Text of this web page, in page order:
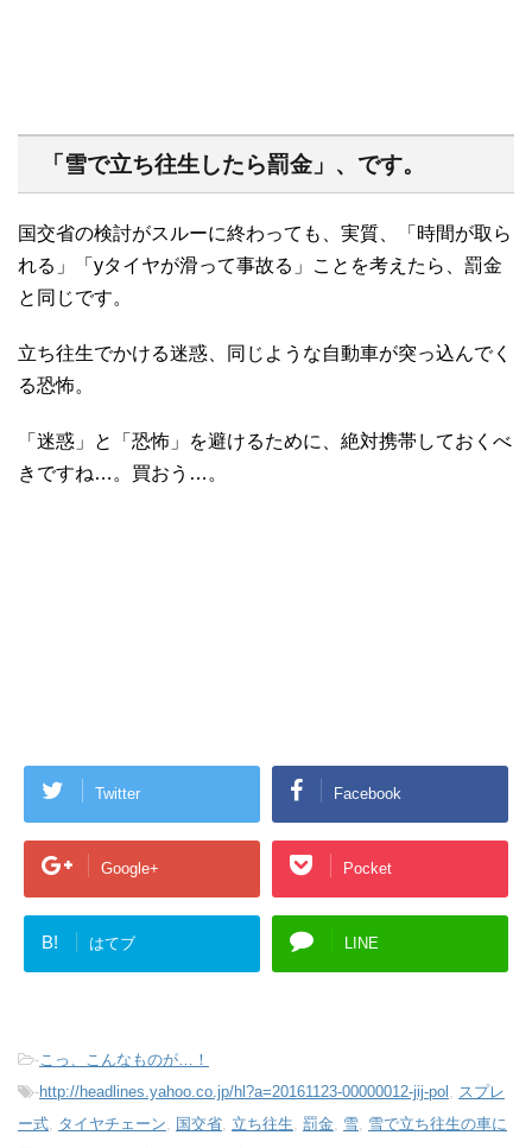
「雪で立ち往生したら罰金」、です。
国交省の検討がスルーに終わっても、実質、「時間が取ら
れる」「yタイヤが滑って事故る」ことを考えたら、罰金
と同じです。
立ち往生でかける迷惑、同じような自動車が突っ込んでく
る恐怖。
「迷惑」と「恐怖」を避けるために、絶対携帯しておくべ
きですね…。買おう…。
Twitter Facebook
Google+ Pocket
B! はてブ LINE
- こっ、こんなものが…！
-http://headlines.yahoo.co.jp/hl?a=20161123-00000012-jij-pol
スプレ
ー式
タイヤチェーン 国交省 立ち往生 罰金 雪 雪で立ち往生の車に